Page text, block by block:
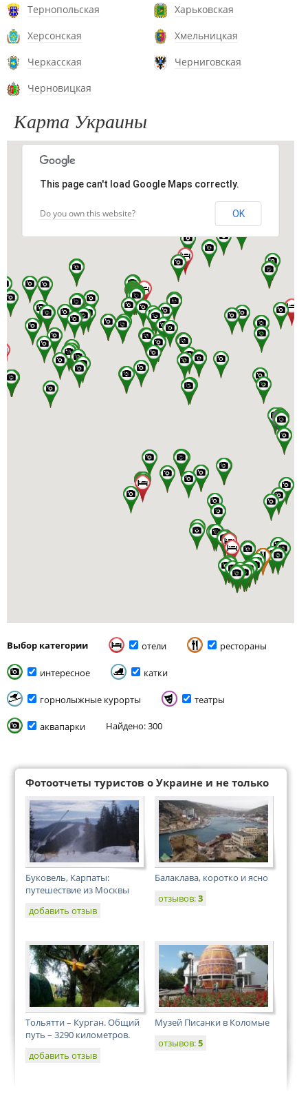
Тернопольская
Харьковская
Херсонская
Хмельницкая
Черкасская
Черниговская
Черновицкая
Карта Украины
This page can't load Google Maps correctly.
Do you own this website? OK
Выбор категории отели рестораны
интересное катки
горнолыжные курорты театры
аквапарки Найдено: 300
Фотоотчеты туристов о Украине и не только
Буковель, Карпаты:
путешествие из Москвы
добавить отзыв
Балаклава, коротко и ясно
отзывов:3
Тольятти – Курган. Общий
путь – 3290 километров.
добавить отзыв
Музей Писанки в Коломые
отзывов:5